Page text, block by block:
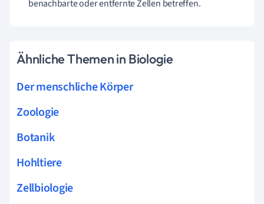
benachbarte oder entfernte Zellen betreffen.
Ähnliche Themen in Biologie
Der menschliche Körper
Zoologie
Botanik
Hohltiere
Zellbiologie